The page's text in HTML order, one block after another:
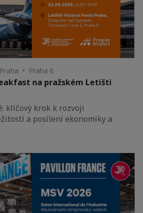
• Praha 6
na pražském Letišti
klíčový krok k rozvoji
a posílení ekonomiky a